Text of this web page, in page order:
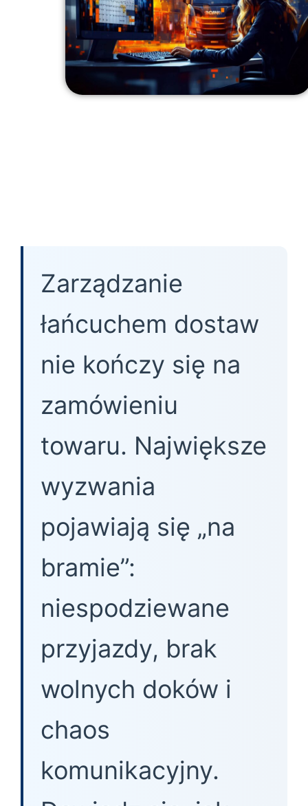
Zarządzanie
łańcuchem dostaw
nie kończy się na
zamówieniu
towaru. Największe
wyzwania
pojawiają się „na
bramie”:
niespodziewane
przyjazdy, brak
wolnych doków i
chaos
komunikacyjny.